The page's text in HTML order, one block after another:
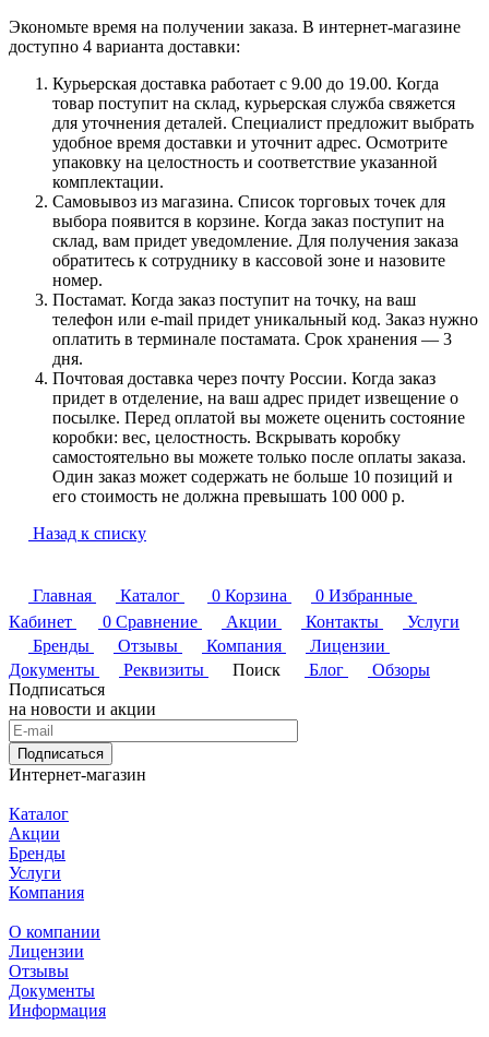
Экономьте время на получении заказа. В интернет-магазине
доступно 4 варианта доставки:
Курьерская доставка работает с 9.00 до 19.00. Когда
товар поступит на склад, курьерская служба свяжется
для уточнения деталей. Специалист предложит выбрать
удобное время доставки и уточнит адрес. Осмотрите
упаковку на целостность и соответствие указанной
комплектации.
Самовывоз из магазина. Список торговых точек для
выбора появится в корзине. Когда заказ поступит на
склад, вам придет уведомление. Для получения заказа
обратитесь к сотруднику в кассовой зоне и назовите
номер.
Постамат. Когда заказ поступит на точку, на ваш
телефон или e-mail придет уникальный код. Заказ нужно
оплатить в терминале постамата. Срок хранения — 3
дня.
Почтовая доставка через почту России. Когда заказ
придет в отделение, на ваш адрес придет извещение о
посылке. Перед оплатой вы можете оценить состояние
коробки: вес, целостность. Вскрывать коробку
самостоятельно вы можете только после оплаты заказа.
Один заказ может содержать не больше 10 позиций и
его стоимость не должна превышать 100 000 р.
Назад к списку
Главная Каталог 0 Корзина 0 Избранные
Кабинет
0 Сравнение Акции Контакты
Услуги
Бренды
Отзывы Компания
Лицензии
Документы
Реквизиты Поиск Блог
Обзоры
Подписаться
на новости и акции
Подписаться
Интернет-магазин
Каталог
Акции
Бренды
Услуги
Компания
О компании
Лицензии
Отзывы
Документы
Информация